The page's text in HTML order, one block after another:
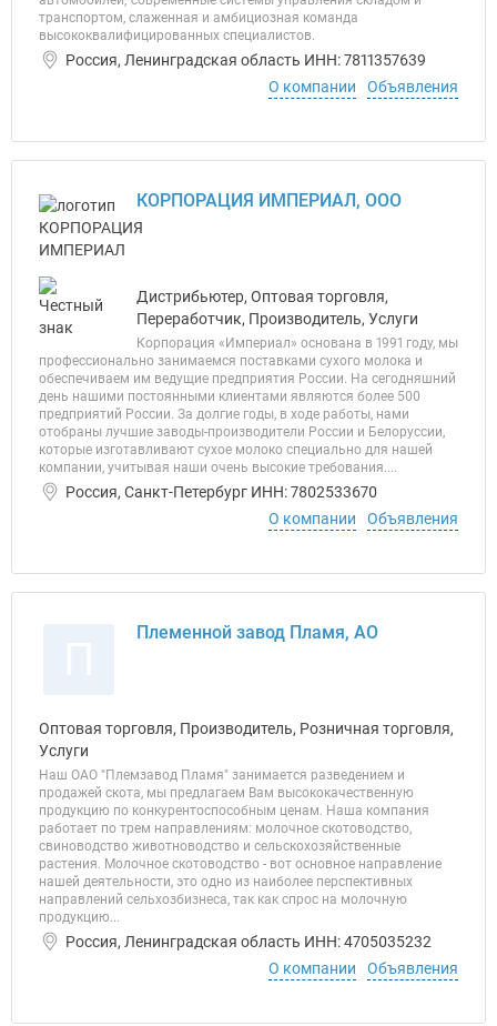
транспортом, слаженная и амбициозная команда
высококвалифицированных специалистов.
Россия, Ленинградская область ИНН: 7811357639
О компании
Объявления
КОРПОРАЦИЯ ИМПЕРИАЛ, ООО
Дистрибьютер, Оптовая торговля,
Переработчик, Производитель, Услуги
Корпорация «Империал» основана в 1991 году, мы
профессионально занимаемся поставками сухого молока и
обеспечиваем им ведущие предприятия России. На сегодняшний
день нашими постоянными клиентами являются более 500
предприятий России. За долгие годы, в ходе работы, нами
отобраны лучшие заводы-производители России и Белоруссии,
которые изготавливают сухое молоко специально для нашей
компании, учитывая наши очень высокие требования....
Россия, Санкт-Петербург ИНН: 7802533670
О компании
Объявления
Племенной завод Пламя, АО
Оптовая торговля, Производитель, Розничная торговля,
Услуги
Наш ОАО "Племзавод Пламя" занимается разведением и
продажей скота, мы предлагаем Вам высококачественную
продукцию по конкурентоспособным ценам. Наша компания
работает по трем направлениям: молочное скотоводство,
свиноводство животноводство и сельскохозяйственные
растения. Молочное скотоводство - вот основное направление
нашей деятельности, это одно из наиболее перспективных
направлений сельхозбизнеса, так как спрос на молочную
продукцию...
Россия, Ленинградская область ИНН: 4705035232
О компании
Объявления